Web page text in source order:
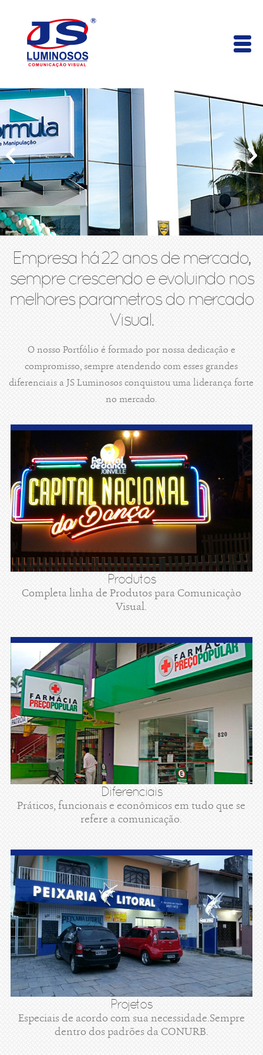
Empresa há 22 anos de mercado,
sempre crescendo e evoluindo nos
melhores parametros do mercado
Visual.
O nosso Portfólio é formado por nossa dedicação e
compromisso, sempre atendendo com esses grandes
diferenciais a JS Luminosos conquistou uma liderança forte
no mercado.
Produtos
Completa linha de Produtos para Comunicaçào
Visual.
Diferenciais
Práticos, funcionais e econômicos em tudo que se
refere a comunicação.
Projetos
Especiais de acordo com sua necessidade.Sempre
dentro dos padrões da CONURB.